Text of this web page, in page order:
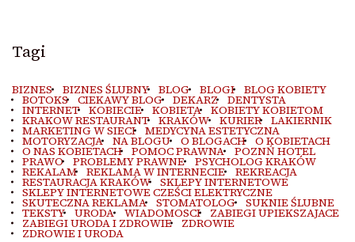
Tagi
BIZNES BIZNES ŚLUBNY BLOG BLOGI BLOG KOBIETY
BOTOKS CIEKAWY BLOG DEKARZ DENTYSTA
INTERNET KOBIECIE KOBIETA KOBIETY KOBIETOM
KRAKOW RESTAURANT KRAKÓW KURIER LAKIERNIK
MARKETING W SIECI MEDYCYNA ESTETYCZNA
MOTORYZACJA NA BLOGU O BLOGACH O KOBIETACH
O NAS KOBIETACH POMOC PRAWNA POZNŃ HOTEL
PRAWO PROBLEMY PRAWNE PSYCHOLOG KRAKÓW
REKALAM REKLAMA W INTERNECIE REKREACJA
RESTAURACJA KRAKÓW SKLEPY INTERNETOWE
SKLEPY INTERNETOWE CZEŚCI ELEKTRYCZNE
SKUTECZNA REKLAMA STOMATOLOG SUKNIE ŚLUBNE
TEKSTY URODA WIADOMOSCI ZABIEGI UPIEKSZAJACE
ZABIEGI URODA I ZDROWIE ZDROWIE
ZDROWIE I URODA